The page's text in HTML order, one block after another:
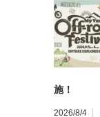
施！
2026/8/4